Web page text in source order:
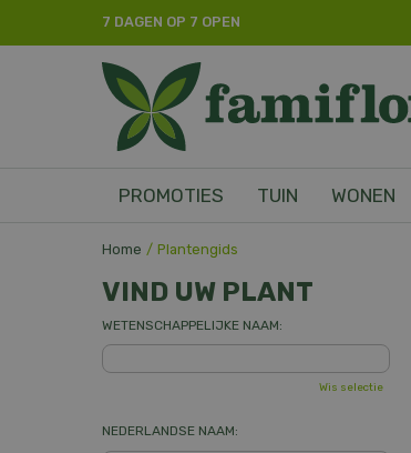
Home Plantengids
7 DAGEN OP 7 OPEN
PROMOTIES TUIN WONEN
VIND UW PLANT
WETENSCHAPPELIJKE NAAM:
Wis selectie
NEDERLANDSE NAAM: